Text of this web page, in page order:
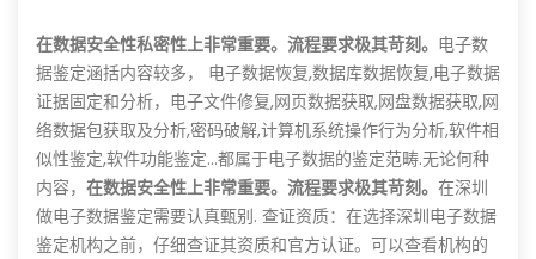
在数据安全性私密性上非常重要。流程要求极其苛刻。 电子数
据鉴定涵括内容较多， 电子数据恢复,数据库数据恢复,电子数据
证据固定和分析，电子文件修复,网页数据获取,网盘数据获取,网
络数据包获取及分析,密码破解,计算机系统操作行为分析,软件相
似性鉴定,软件功能鉴定...都属于电子数据的鉴定范畴.无论何种
内容， 在数据安全性上非常重要。流程要求极其苛刻。 在深圳
做电子数据鉴定需要认真甄别. 查证资质：在选择深圳电子数据
鉴定机构之前，仔细查证其资质和官方认证。可以查看机构的